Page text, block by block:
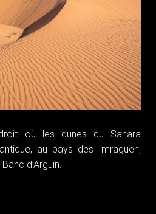
où les dunes du Sahara
au pays des Imraguen,
d’Arguin.